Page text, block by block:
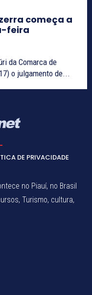
começa a
feira
da Comarca de
o julgamento de...
DE PRIVACIDADE
no Piauí, no Brasil
Turismo, cultura,